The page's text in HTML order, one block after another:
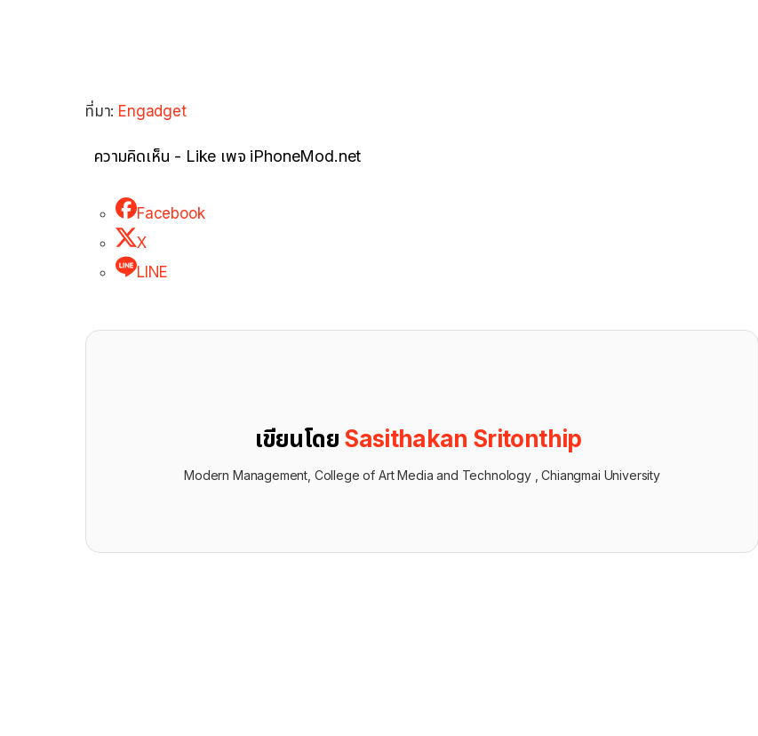
ที่มา: Engadget
ความคิดเห็น - Like เพจ iPhoneMod.net
Facebook
X
LINE
เขียนโดย Sasithakan Sritonthip
Modern Management, College of Art Media and Technology , Chiangmai University